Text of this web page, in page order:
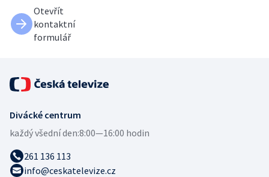
Otevřít
kontaktní
formulář
Divácké centrum
každý všední den:8:00—16:00 hodin
261 136 113
info@ceskatelevize.cz